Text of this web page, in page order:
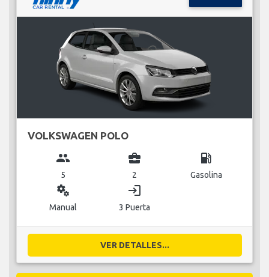
VOLKSWAGEN POLO
group
5
business_center
2
local_gas_station
Gasolina
miscellaneous_services
Manual
login
3 Puerta
VER DETALLES...